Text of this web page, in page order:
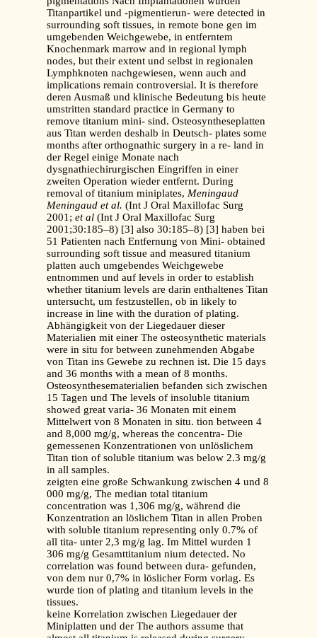
Titanpartikel und -pigmentierun- were detected in
surrounding soft tissues, in remote bone gen im
umgebenden Weichgewebe, in entferntem
Knochenmark marrow and in regional lymph
nodes, but their extent und selbst in regionalen
Lymphknoten nachgewiesen, wenn auch and
implications remain controversial. It is therefore
deren Ausmaß und klinische Bedeutung bis heute
umstritten standard practice in Germany to
remove titanium mini- sind. Osteosyntheseplatten
aus Titan werden deshalb in Deutsch- plates some
months after orthognathic surgery in a re- land in
der Regel einige Monate nach
dysgnathiechirurgischen Eingriffen in einer
zweiten Operation wieder entfernt. During
removal of titanium miniplates, Meningaud
Meningaud et al. (Int J Oral Maxillofac Surg
2001; et al (Int J Oral Maxillofac Surg
2001;30:185–8) [3] also 30:185–8) [3] haben bei
51 Patienten nach Entfernung von Mini- obtained
surrounding soft tissue and measured titanium
platten auch umgebendes Weichgewebe
entnommen und auf levels in order to establish
whether titanium levels are darin enthaltenes Titan
untersucht, um festzustellen, ob in likely to
increase in line with the duration of plating.
Abhängigkeit von der Liegedauer dieser
Materialien mit einer The osteosynthetic materials
were in situ for between zunehmenden Abgabe
von Titan ins Gewebe zu rechnen ist. Die 15 days
and 36 months with a mean of 8 months.
Osteosynthesematerialien befanden sich zwischen
15 Tagen und The levels of insoluble titanium
showed great varia- 36 Monaten mit einem
Mittelwert von 8 Monaten in situ. tion between 4
and 8,000 mg/g, whereas the concentra- Die
gemessenen Konzentrationen von unlöslichem
Titan tion of soluble titanium was below 2.3 mg/g
in all samples.
zeigten eine große Schwankung zwischen 4 und 8
000 mg/g, The median total titanium
concentration was 1,306 mg/g, während die
Konzentration an löslichem Titan in allen Proben
with soluble titanium representing only 0.7% of
all tita- unter 2,3 mg/g lag. Im Mittel wurden 1
306 mg/g Gesamttitanium nium detected. No
correlation was found between dura- gefunden,
von dem nur 0,7% in löslicher Form vorlag. Es
wurde tion of plating and titanium levels in the
tissues.
keine Korrelation zwischen Liegedauer der
Miniplatten und der The authors assume that